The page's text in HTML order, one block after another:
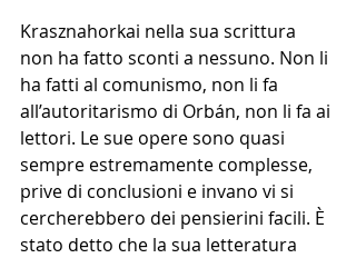
Krasznahorkai nella sua scrittura
non ha fatto sconti a nessuno. Non li
ha fatti al comunismo, non li fa
all’autoritarismo di Orbán, non li fa ai
lettori. Le sue opere sono quasi
sempre estremamente complesse,
prive di conclusioni e invano vi si
cercherebbero dei pensierini facili. È
stato detto che la sua letteratura